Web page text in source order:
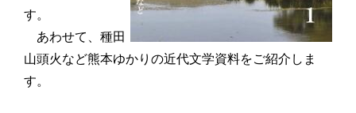
す。
あわせて、種田
山頭火など熊本ゆかりの近代文学資料をご紹介しま
す。